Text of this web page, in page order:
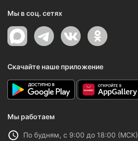
Мы в соц. сетях
Скачайте наше приложение
Мы работаем
По будням, с 9:00 до 18:00 (МСК)